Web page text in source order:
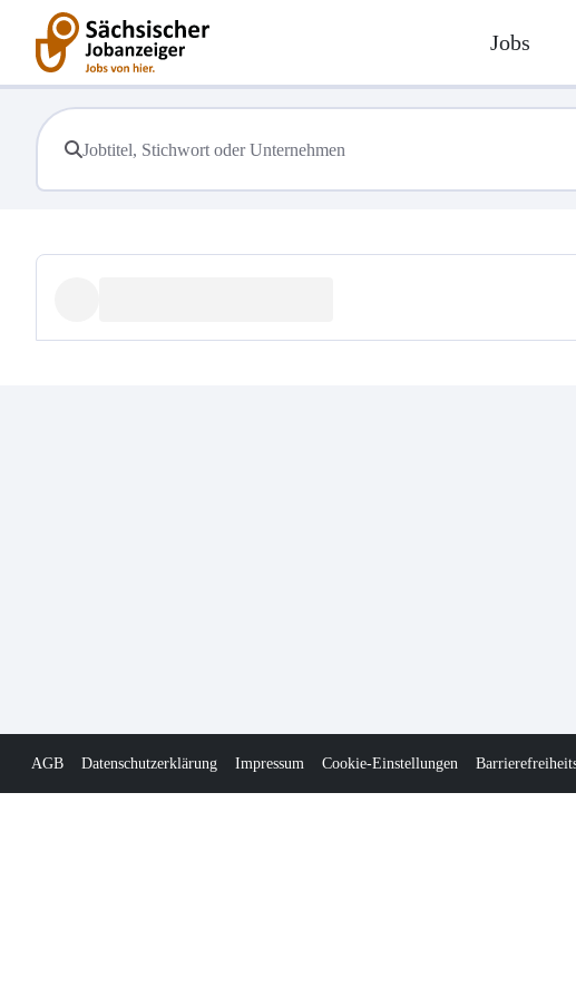
Jobs
AGB Datenschutzerklärung Impressum Cookie-Einstellungen